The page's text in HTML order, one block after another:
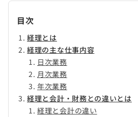
目次
経理とは
経理の主な仕事内容
日次業務
月次業務
年次業務
経理と会計・財務との違いとは
経理と会計の違い